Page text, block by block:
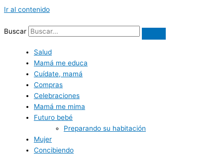
Ir al contenido
Buscar
Salud
Mamá me educa
Cuídate, mamá
Compras
Celebraciones
Mamá me mima
Futuro bebé
Preparando su habitación
Mujer
Concibiendo